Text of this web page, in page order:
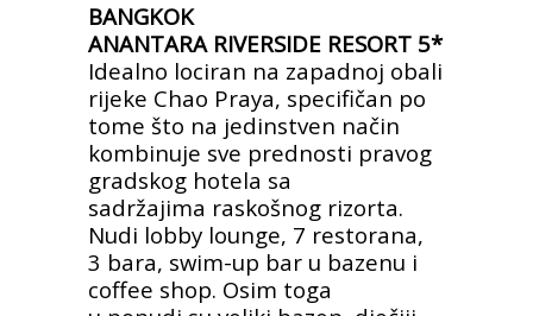
BANGKOK
ANANTARA RIVERSIDE RESORT 5*
Idealno lociran na zapadnoj obali
rijeke Chao Praya, specifičan po
tome što na jedinstven način
kombinuje sve prednosti pravog
gradskog hotela sa
sadržajima raskošnog rizorta.
Nudi lobby lounge, 7 restorana,
3 bara, swim-up bar u bazenu i
coffee shop. Osim toga